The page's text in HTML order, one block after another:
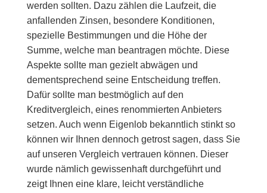
werden sollten. Dazu zählen die Laufzeit, die
anfallenden Zinsen, besondere Konditionen,
spezielle Bestimmungen und die Höhe der
Summe, welche man beantragen möchte. Diese
Aspekte sollte man gezielt abwägen und
dementsprechend seine Entscheidung treffen.
Dafür sollte man bestmöglich auf den
Kreditvergleich, eines renommierten Anbieters
setzen. Auch wenn Eigenlob bekanntlich stinkt so
können wir Ihnen dennoch getrost sagen, dass Sie
auf unseren Vergleich vertrauen können. Dieser
wurde nämlich gewissenhaft durchgeführt und
zeigt Ihnen eine klare, leicht verständliche